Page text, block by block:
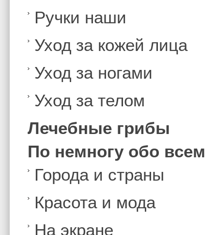
Ручки наши
Уход за кожей лица
Уход за ногами
Уход за телом
Лечебные грибы
По немногу обо всем
Города и страны
Красота и мода
На экране